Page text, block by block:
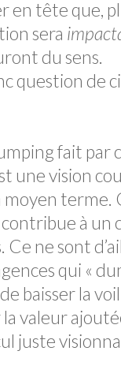
en tête que,
sera
du sens.
question de
fait par
une vision
moyen terme.
à un
ne sont
qui «
baisser la
valeur
juste